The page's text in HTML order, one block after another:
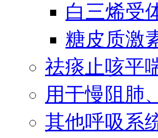
白三烯受
糖皮质激
祛痰止咳平
用于慢阻肺
其他呼吸系